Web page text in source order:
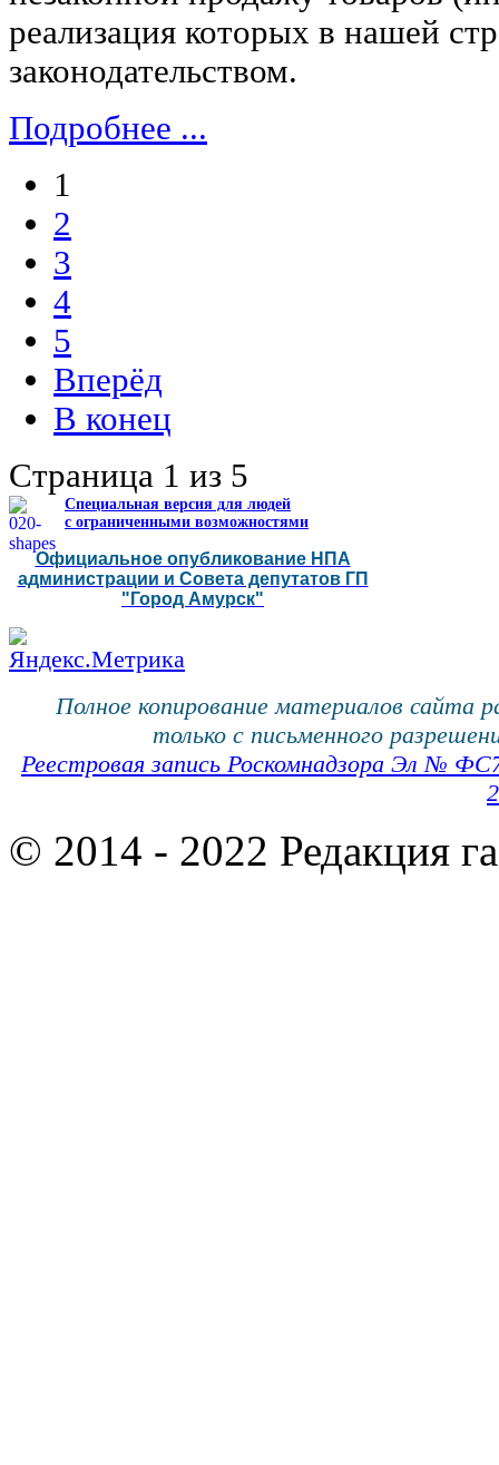
реализация которых в нашей
законодательством.
Подробнее ...
1
2
3
4
5
Вперёд
В конец
Страница 1 из 5
Специальная версия для людей
с ограниченными возможностями
Официальное опубликование НПА
администрации и Совета депутатов ГП
"Город Амурск"
Полное копирование материалов сайта
только с письменного
Реестровая запись Роскомнадзора Эл №
© 2014 - 2022 Редакция